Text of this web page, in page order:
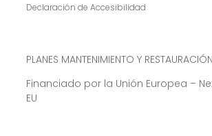
Declaración de Accesibilidad
PLANES MANTENIMIENTO Y
Financiado por la Unión Europea –
EU